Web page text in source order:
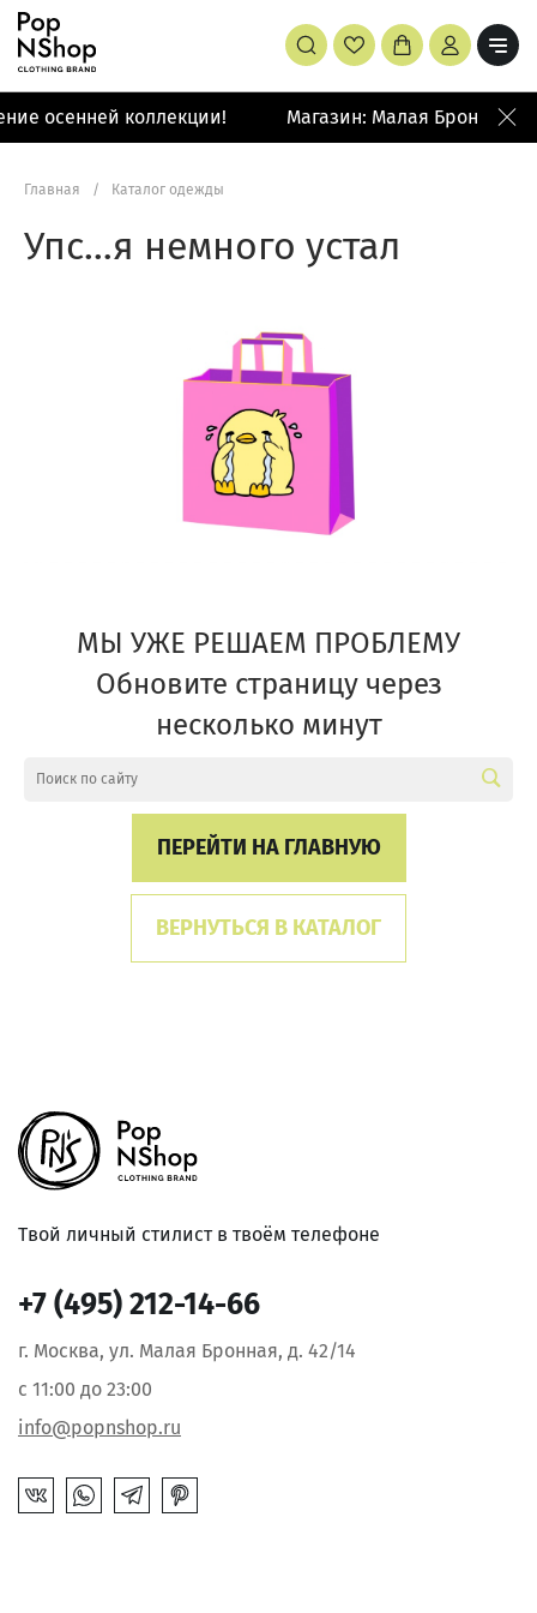
осенней коллекции! Магазин: Малая Бронная
Главная / Каталог одежды
Упс…я немного устал
МЫ УЖЕ РЕШАЕМ ПРОБЛЕМУ
Обновите страницу через
несколько минут
ПЕРЕЙТИ НА ГЛАВНУЮ
ВЕРНУТЬСЯ В КАТАЛОГ
Твой личный стилист в твоём телефоне
+7 (495) 212-14-66
г. Москва, ул. Малая Бронная, д. 42/14
с 11:00 до 23:00
info@popnshop.ru